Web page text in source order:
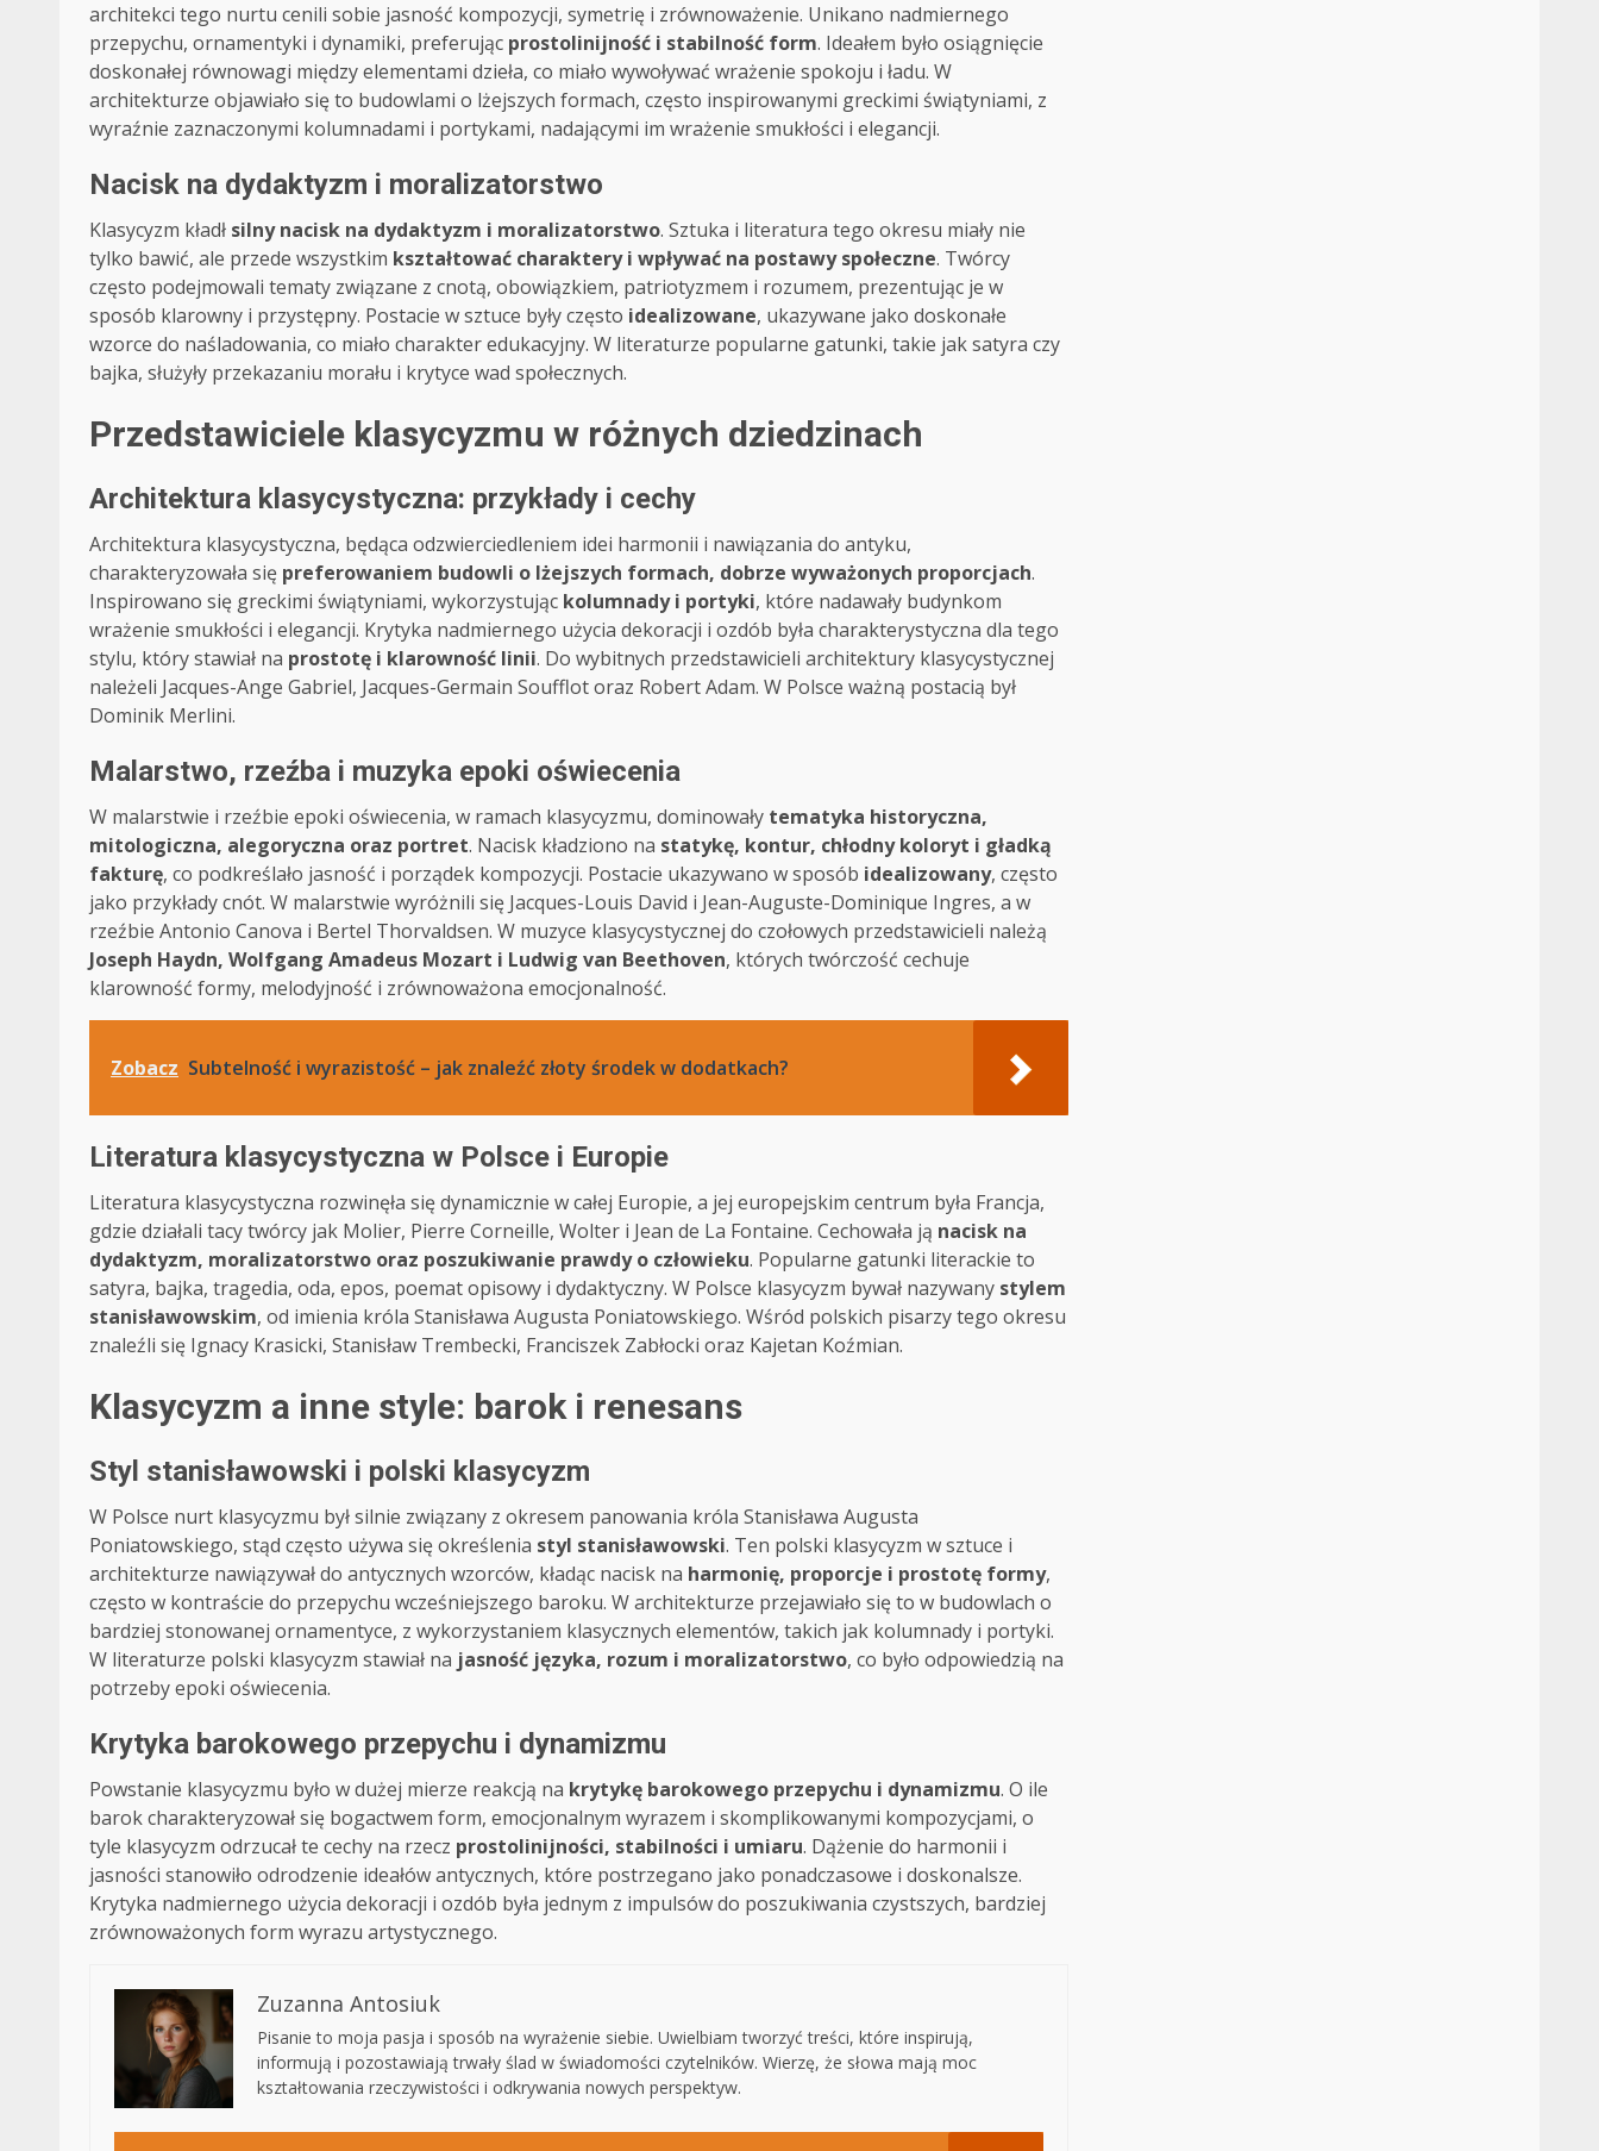
architekci tego nurtu cenili sobie jasność kompozycji, symetrię i zrównoważenie. Unikano nadmiernego
przepychu, ornamentyki i dynamiki, preferując prostolinijność i stabilność form. Ideałem było osiągnięcie
doskonałej równowagi między elementami dzieła, co miało wywoływać wrażenie spokoju i ładu. W
architekturze objawiało się to budowlami o lżejszych formach, często inspirowanymi greckimi świątyniami, z
wyraźnie zaznaczonymi kolumnadami i portykami, nadającymi im wrażenie smukłości i elegancji.
Nacisk na dydaktyzm i moralizatorstwo
Klasycyzm kładł silny nacisk na dydaktyzm i moralizatorstwo. Sztuka i literatura tego okresu miały nie
tylko bawić, ale przede wszystkim kształtować charaktery i wpływać na postawy społeczne. Twórcy
często podejmowali tematy związane z cnotą, obowiązkiem, patriotyzmem i rozumem, prezentując je w
sposób klarowny i przystępny. Postacie w sztuce były często idealizowane, ukazywane jako doskonałe
wzorce do naśladowania, co miało charakter edukacyjny. W literaturze popularne gatunki, takie jak satyra czy
bajka, służyły przekazaniu morału i krytyce wad społecznych.
Przedstawiciele klasycyzmu w różnych dziedzinach
Architektura klasycystyczna: przykłady i cechy
Architektura klasycystyczna, będąca odzwierciedleniem idei harmonii i nawiązania do antyku,
charakteryzowała się preferowaniem budowli o lżejszych formach, dobrze wyważonych proporcjach.
Inspirowano się greckimi świątyniami, wykorzystując kolumnady i portyki, które nadawały budynkom
wrażenie smukłości i elegancji. Krytyka nadmiernego użycia dekoracji i ozdób była charakterystyczna dla tego
stylu, który stawiał na prostotę i klarowność linii. Do wybitnych przedstawicieli architektury klasycystycznej
należeli Jacques-Ange Gabriel, Jacques-Germain Soufflot oraz Robert Adam. W Polsce ważną postacią był
Dominik Merlini.
Malarstwo, rzeźba i muzyka epoki oświecenia
W malarstwie i rzeźbie epoki oświecenia, w ramach klasycyzmu, dominowały tematyka historyczna,
mitologiczna, alegoryczna oraz portret. Nacisk kładziono na statykę, kontur, chłodny koloryt i gładką
fakturę, co podkreślało jasność i porządek kompozycji. Postacie ukazywano w sposób idealizowany, często
jako przykłady cnót. W malarstwie wyróżnili się Jacques-Louis David i Jean-Auguste-Dominique Ingres, a w
rzeźbie Antonio Canova i Bertel Thorvaldsen. W muzyce klasycystycznej do czołowych przedstawicieli należą
Joseph Haydn, Wolfgang Amadeus Mozart i Ludwig van Beethoven, których twórczość cechuje
klarowność formy, melodyjność i zrównoważona emocjonalność.
Zobacz Subtelność i wyrazistość – jak znaleźć złoty środek w dodatkach?
Literatura klasycystyczna w Polsce i Europie
Literatura klasycystyczna rozwinęła się dynamicznie w całej Europie, a jej europejskim centrum była Francja,
gdzie działali tacy twórcy jak Molier, Pierre Corneille, Wolter i Jean de La Fontaine. Cechowała ją nacisk na
dydaktyzm, moralizatorstwo oraz poszukiwanie prawdy o człowieku. Popularne gatunki literackie to
satyra, bajka, tragedia, oda, epos, poemat opisowy i dydaktyczny. W Polsce klasycyzm bywał nazywany stylem
stanisławowskim, od imienia króla Stanisława Augusta Poniatowskiego. Wśród polskich pisarzy tego okresu
znaleźli się Ignacy Krasicki, Stanisław Trembecki, Franciszek Zabłocki oraz Kajetan Koźmian.
Klasycyzm a inne style: barok i renesans
Styl stanisławowski i polski klasycyzm
W Polsce nurt klasycyzmu był silnie związany z okresem panowania króla Stanisława Augusta
Poniatowskiego, stąd często używa się określenia styl stanisławowski. Ten polski klasycyzm w sztuce i
architekturze nawiązywał do antycznych wzorców, kładąc nacisk na harmonię, proporcje i prostotę formy,
często w kontraście do przepychu wcześniejszego baroku. W architekturze przejawiało się to w budowlach o
bardziej stonowanej ornamentyce, z wykorzystaniem klasycznych elementów, takich jak kolumnady i portyki.
W literaturze polski klasycyzm stawiał na jasność języka, rozum i moralizatorstwo, co było odpowiedzią na
potrzeby epoki oświecenia.
Krytyka barokowego przepychu i dynamizmu
Powstanie klasycyzmu było w dużej mierze reakcją na krytykę barokowego przepychu i dynamizmu. O ile
barok charakteryzował się bogactwem form, emocjonalnym wyrazem i skomplikowanymi kompozycjami, o
tyle klasycyzm odrzucał te cechy na rzecz prostolinijności, stabilności i umiaru. Dążenie do harmonii i
jasności stanowiło odrodzenie ideałów antycznych, które postrzegano jako ponadczasowe i doskonalsze.
Krytyka nadmiernego użycia dekoracji i ozdób była jednym z impulsów do poszukiwania czystszych, bardziej
zrównoważonych form wyrazu artystycznego.
Zuzanna Antosiuk
Pisanie to moja pasja i sposób na wyrażenie siebie. Uwielbiam tworzyć treści, które inspirują,
informują i pozostawiają trwały ślad w świadomości czytelników. Wierzę, że słowa mają moc
kształtowania rzeczywistości i odkrywania nowych perspektyw.